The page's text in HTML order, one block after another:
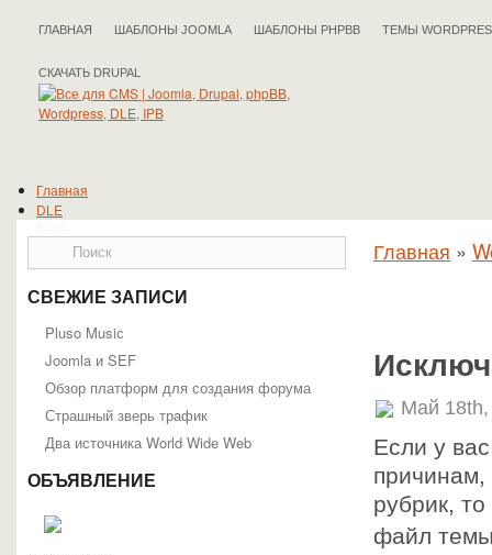
ГЛАВНАЯ ШАБЛОНЫ JOOMLA ШАБЛОНЫ PHPBB ТЕМЫ
СКАЧАТЬ DRUPAL
Главная
DLE
Общая информация
Работа с админпанелью
Работа с движком
Разработчикам
Шаблоны
Drupal
Документация Drupal
Подойдёт ли вам Drupal?
Справочник API
Статьи Drupal
Статьи IPB
Статьи о Joomla
СВЕЖИЕ ЗАПИСИ
Pluso Musiс
Joomla и SEF
Обзор платформ для создания форума
Страшный зверь трафик
Два источника World Wide Web
ОБЪЯВЛЕНИЕ
Главная »
Май
Если у
причинам,
рубрик,
файл